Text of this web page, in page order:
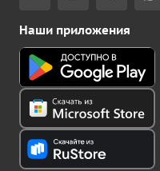
Наши приложения